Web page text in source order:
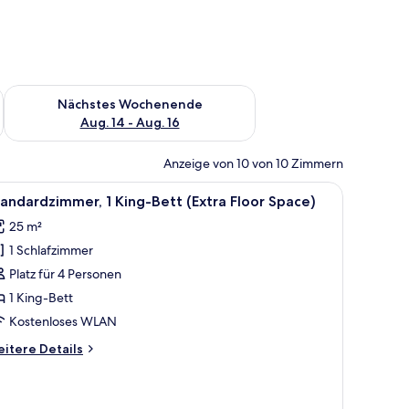
Aug. 7 - Aug. 9.
Nächstes Wochenende
Aug. 14 - Aug. 16
Überprüfe die Verfügbarkeit für nächstes Wochenende, Aug.
Anzeige von 10 von 10 Zimmern
Bett, einem flachbildfernseher an der Wand, einem kleinen
Standardzimmer, 1 King-Bett (Extra Floor
11 1 King-Bett (Extra Floor Space)
25 m²
1 Schlafzimmer
Platz für 4 Personen
1 King-Bett
Kostenloses WLAN
Details